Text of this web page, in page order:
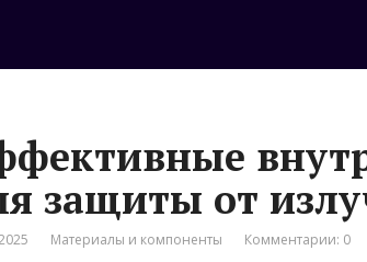
защиты от
Материалы и компоненты Комментарии: 0